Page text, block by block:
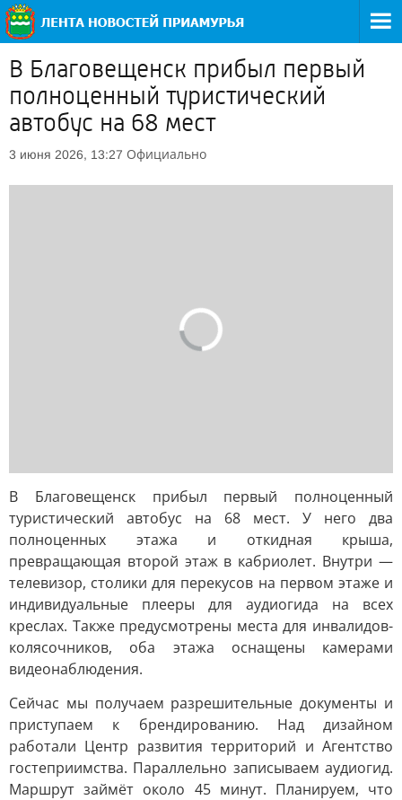
В Благовещенск прибыл первый
полноценный туристический
автобус на 68 мест
3 июня 2026, 13:27 Официально
В Благовещенск прибыл первый полноценный
туристический автобус на 68 мест. У него два
полноценных этажа и откидная крыша,
превращающая второй этаж в кабриолет. Внутри —
телевизор, столики для перекусов на первом этаже и
индивидуальные плееры для аудиогида на всех
креслах. Также предусмотрены места для инвалидов-
колясочников, оба этажа оснащены камерами
видеонаблюдения.
Сейчас мы получаем разрешительные документы и
приступаем к брендированию. Над дизайном
работали Центр развития территорий и Агентство
гостеприимства. Параллельно записываем аудиогид.
Маршрут займёт около 45 минут. Планируем, что